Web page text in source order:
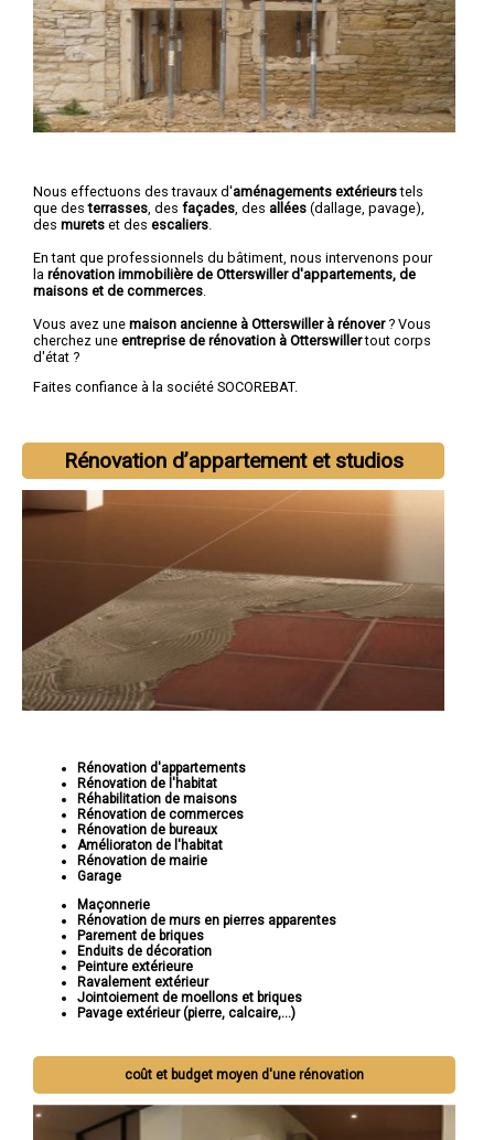
Nous effectuons des travaux d'aménagements extérieurstels
que desterrasses , des façades , des allées (dallage, pavage),
des murets et des escaliers
En tant que professionnels du bâtiment, nous intervenons pour
la rénovation immobilière de Otterswiller d'appartements, de
maisons et de commerces
Vous avez une maison ancienne à Otterswiller à rénover? Vous
cherchez une entreprise de rénovation à Otterswillertout corps
d'état ?
Faites confiance à la société SOCOREBAT.
Rénovation d’appartement et studios
Rénovation d'appartements
Rénovation de l'habitat
Réhabilitation de maisons
Rénovation de commerces
Rénovation de bureaux
Amélioraton de l'habitat
Rénovation de mairie
Garage
Maçonnerie
Rénovation de murs en pierres apparentes
Parement de briques
Enduits de décoration
Peinture extérieure
Ravalement extérieur
Jointoiement de moellons et briques
Pavage extérieur (pierre, calcaire,...)
coût et budget moyen d'une rénovation